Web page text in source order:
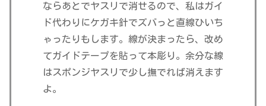
ならあとでヤスリで消せるので、私はガイ
ド代わりにケガキ針でズバっと直線ひいち
ゃったりもします。線が決まったら、改め
てガイドテープを貼って本彫り。余分な線
はスポンジヤスリで少し撫でれば消えます
よ。